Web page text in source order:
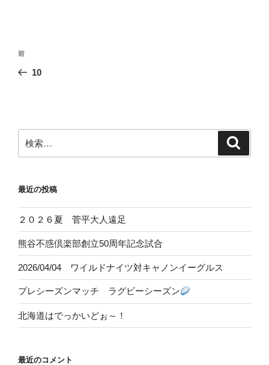
投
ー
シ
前
の
前
10
索:
最近の投稿
２０２６夏 菅平大人遠足
熊谷不惑倶楽部創立50周年記念試合
2026/04/04 ワイルドナイツ対キャノンイーグルス
プレシーズンマッチ ラグビーシーズン
北海道はでっかいどぉ～！
最近のコメント